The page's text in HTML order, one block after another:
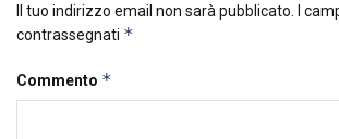
Il tuo indirizzo email non sarà pubblicato.
I
contrassegnati *
Commento *